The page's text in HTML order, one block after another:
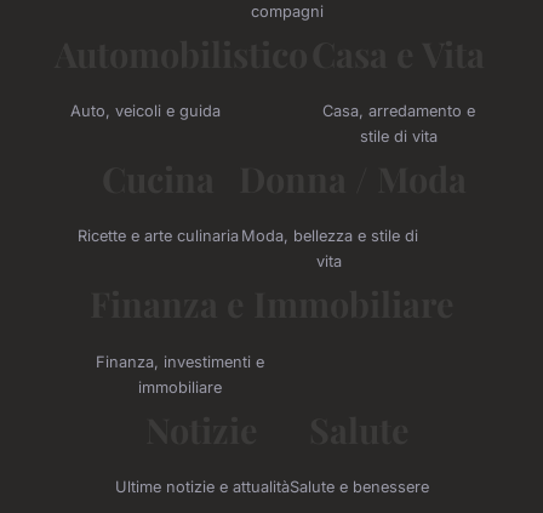
compagni
Auto, veicoli e guida
Casa, arredamento e
stile di vita
Ricette e arte culinaria Moda, bellezza e stile di
vita
Finanza, investimenti e
immobiliare
Ultime notizie e attualitàSalute e benessere